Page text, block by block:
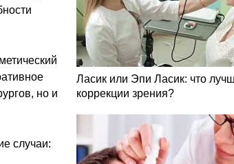
но и
случаи:
Ласик или Эпи Ласик: что
коррекции зрения?